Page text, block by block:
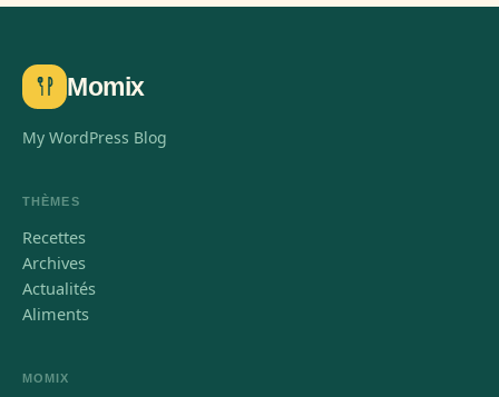
Momix
My WordPress Blog
THÈMES
Recettes
Archives
Actualités
Aliments
MOMIX